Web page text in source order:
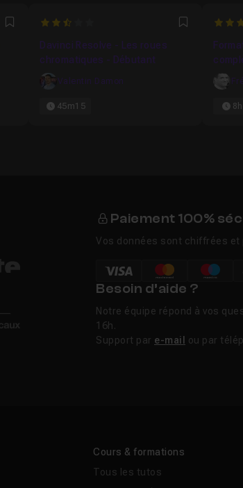
Favori2.6666666666667 Favori
Davinci Resolve - Les roues
chromatiques - Débutant
Valentin Damon
45m15
5
Paiement 100%
Vos données sont chiffrées
Besoin d’aide ?
Notre équipe répond à vos
16h.
Support par e-mail ou par
Cours & formations
Tous les tutos